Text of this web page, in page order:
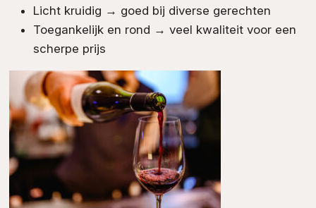
Licht kruidig → goed bij diverse gerechten
Toegankelijk en rond → veel kwaliteit voor een
scherpe prijs